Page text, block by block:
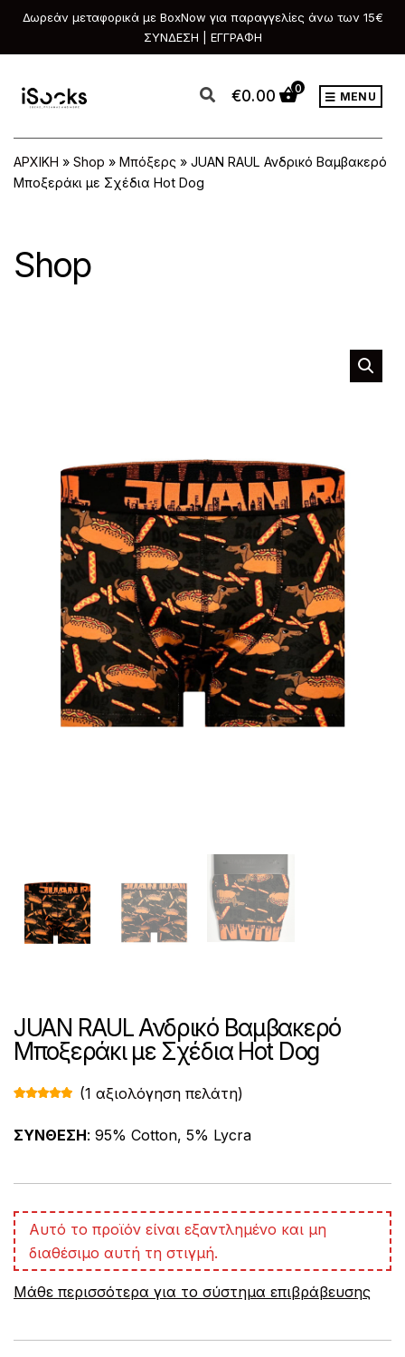
Δωρεάν μεταφορικά με BoxNow για παραγγελίες άνω των 15€
ΣΥΝΔΕΣΗ | ΕΓΓΡΑΦΗ
€0.00 0
MENU
ΑΡΧΙΚΗ » Shop » Μπόξερς » JUAN RAUL Ανδρικό Βαμβακερό
Μποξεράκι με Σχέδια Hot Dog
Shop
JUAN RAUL Ανδρικό Βαμβακερό
Μποξεράκι με Σχέδια Hot Dog
5.00από 5
με βάση
(1 αξιολόγηση πελάτη)
ΣΥΝΘΕΣΗ: 95% Cotton, 5% Lycra
Αυτό το προϊόν είναι εξαντλημένο και μη
διαθέσιμο αυτή τη στιγμή.
Μάθε περισσότερα για το σύστημα επιβράβευσης